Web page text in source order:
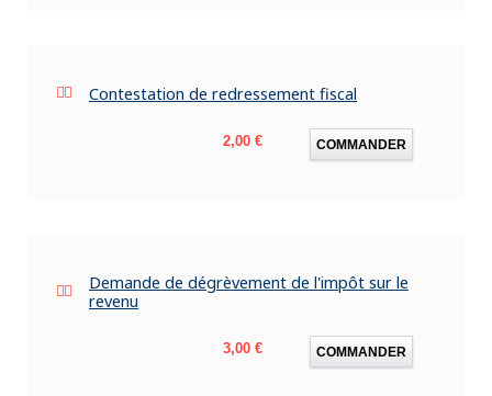
Contestation de redressement fiscal
Prix
2,00 € COMMANDER
Demande de dégrèvement de l'impôt sur le
revenu
Prix
3,00 € COMMANDER